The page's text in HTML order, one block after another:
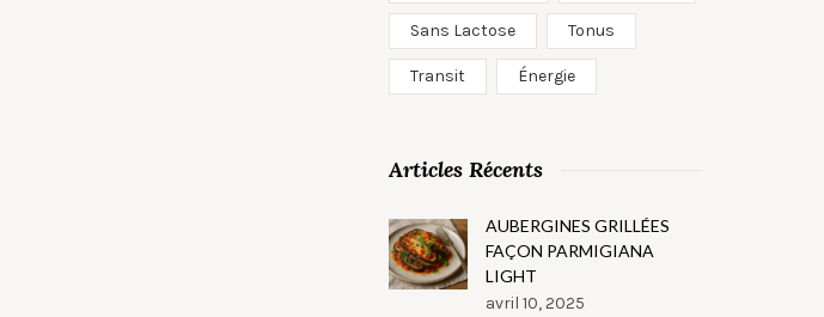
Sans Lactose Tonus
Transit Énergie
Articles Récents
AUBERGINES GRILLÉES
FAÇON PARMIGIANA
LIGHT
avril 10, 2025